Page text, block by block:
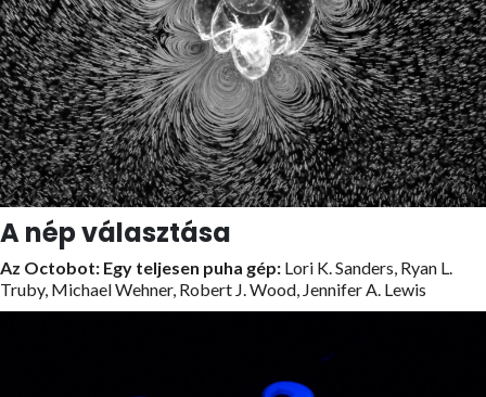
A nép választása
Az Octobot: Egy teljesen puha gép: Lori K. Sanders, Ryan L.
Truby, Michael Wehner, Robert J. Wood, Jennifer A. Lewis